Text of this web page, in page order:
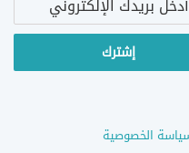
الخصوصية